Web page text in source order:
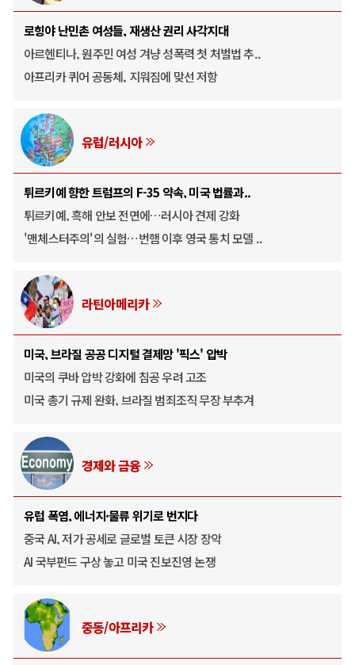
로힝야 난민촌 여성들, 재생산 권리 사각지대
아르헨티나, 원주민 여성 겨냥 성폭력 첫 처벌법 추..
아프리카 퀴어 공동체, 지워짐에 맞선 저항
유럽/러시아
튀르키예 향한 트럼프의 F-35 약속, 미국 법률과..
튀르키예, 흑해 안보 전면에…러시아 견제 강화
'맨체스터주의'의 실험…번햄 이후 영국 통치 모델 ..
라틴아메리카
미국, 브라질 공공 디지털 결제망 '픽스' 압박
미국의 쿠바 압박 강화에 침공 우려 고조
미국 총기 규제 완화, 브라질 범죄조직 무장 부추겨
경제와 금융
유럽 폭염, 에너지·물류 위기로 번지다
중국 AI, 저가 공세로 글로벌 토큰 시장 장악
AI 국부펀드 구상 놓고 미국 진보진영 논쟁
중동/아프리카